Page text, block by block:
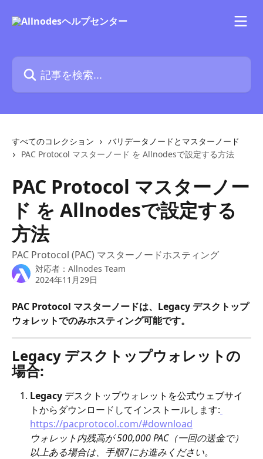
記事を検索...
すべてのコレクション
バリデータノードとマスターノード
PAC Protocol マスターノード を Allnodesで設定する方法
PAC Protocol マスターノー
ド を Allnodesで設定する
方法
PAC Protocol (PAC) マスターノードホスティング
対応者： Allnodes Team
2024年11月29日
PAC Protocol マスターノードは、Legacy デスクトップ
ウォレットでのみホスティング可能です。
Legacy デスクトップウォレットの
場合:
Legacy デスクトップウォレットを公式ウェブサイ
トからダウンロードしてインストールします:
https://pacprotocol.com/#download
ウォレット内残高が 500,000 PAC（一回の送金で）
以上ある場合は、手順7にお進みください。